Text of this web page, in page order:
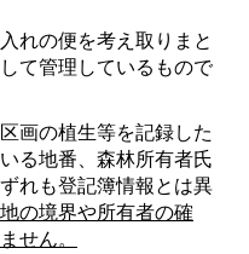
れの便を考え取りまと
て管理しているもので
画の植生等を記録した
る地番、森林所有者氏
れも登記簿情報とは異
の境界や所有者の確
せん。